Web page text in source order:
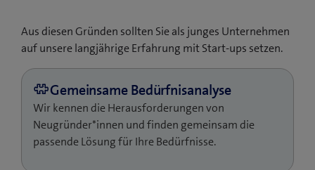
Aus diesen Gründen sollten Sie als junges Unternehmen
auf unsere langjährige Erfahrung mit Start-ups setzen.
Wir kennen die Herausforderungen von
Neugründer*innen und finden gemeinsam die
passende Lösung für Ihre Bedürfnisse.